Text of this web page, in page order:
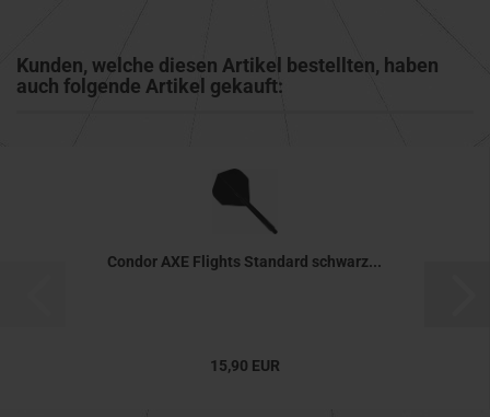
Kunden, welche diesen Artikel bestellten, haben
auch folgende Artikel gekauft:
Condor AXE Flights Standard schwarz...
15,90 EUR